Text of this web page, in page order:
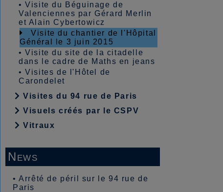
•Visite du Béguinage de
Valenciennes par Gérard Merlin
et Alain Cybertowicz
Visite du chantier de l'Hôpital
Général le 3 juin 2015
•Visite du site de la citadelle
dans le cadre de Maths en jeans
•Visites de l'Hôtel de
Carondelet
Visites du 94 rue de Paris
Visuels créés par le CSPV
Vitraux
News
•Arrêté de péril sur le 94 rue de
Paris